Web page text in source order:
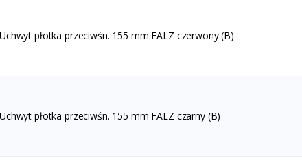
Uchwyt płotka przeciwśn. 155 mm FALZ czerwony (B)
Uchwyt płotka przeciwśn. 155 mm FALZ czarny (B)